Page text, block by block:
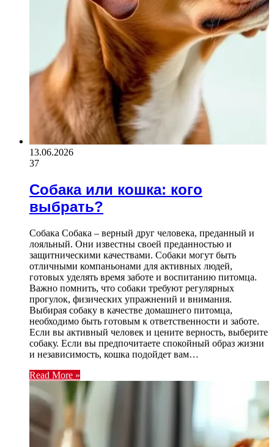
13.06.2026
37
Собака или кошка: кого
выбрать?
Собака Собака – верный друг человека, преданный и
лояльный. Они известны своей преданностью и
защитническими качествами. Собаки могут быть
отличными компаньонами для активных людей,
готовых уделять время заботе и воспитанию питомца.
Важно помнить, что собаки требуют регулярных
прогулок, физических упражнений и внимания.
Выбирая собаку в качестве домашнего питомца,
необходимо быть готовым к ответственности и заботе.
Если вы активный человек и цените верность, выберите
собаку. Если вы предпочитаете спокойный образ жизни
и независимость, кошка подойдет вам…
Read More »